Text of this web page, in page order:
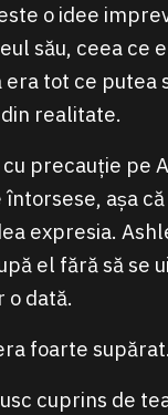
o idee
său, ceea ce
era tot ce putea
realitate.
precauție pe
așa că
expresia.
el fără să se
o dată.
foarte supărat.
cuprins de